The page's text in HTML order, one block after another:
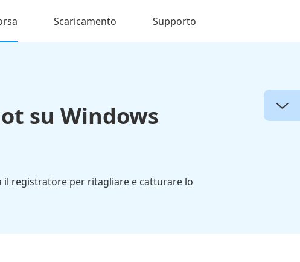
Scaricamento Supporto
su Windows
il registratore per ritagliare e catturare lo